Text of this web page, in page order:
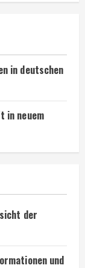
in deutschen
in neuem
der
und